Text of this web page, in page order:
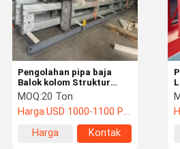
Rumah Produk
Kontrol
Berita
Pengolahan pipa baja
Balok kolom Struktur
baja Pabrikasi CE AISC
MOQ:20 Ton
Harga:USD 1000-1100 PER TON
Harga
Kontak